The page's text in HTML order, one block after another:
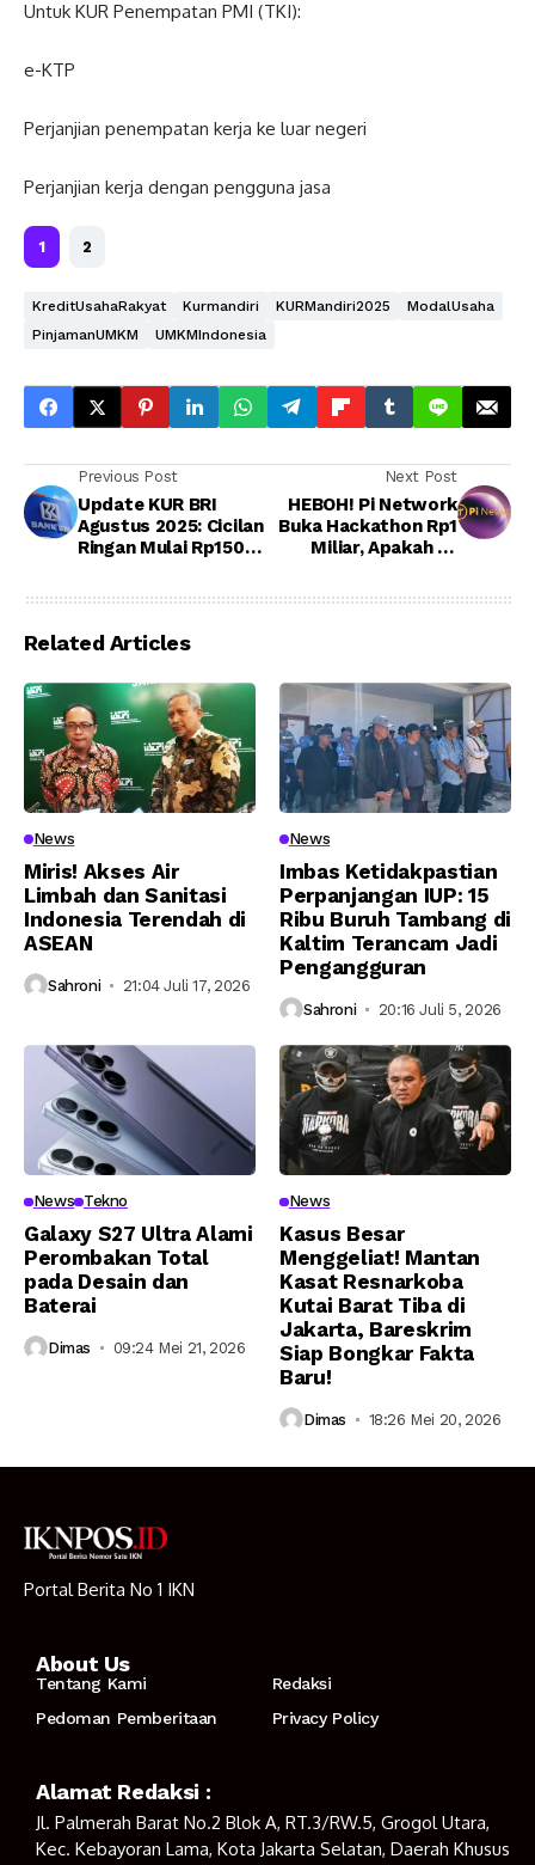
Untuk KUR Penempatan PMI (TKI):
e-KTP
Perjanjian penempatan kerja ke luar negeri
Perjanjian kerja dengan pengguna jasa
1 2
KreditUsahaRakyat Kurmandiri KURMandiri2025
ModalUsaha
PinjamanUMKM
UMKMIndonesia
Previous Post
Update KUR BRI
Agustus 2025: Cicilan
Ringan Mulai Rp150
Next Post
HEBOH! Pi Network
Buka Hackathon Rp1
Miliar, Apakah Ini
Related Articles
News
Miris! Akses Air
Limbah dan Sanitasi
Indonesia Terendah di
ASEAN
Sahroni 21:04 Juli 17, 2026
News
Imbas Ketidakpastian
Perpanjangan IUP: 15
Ribu Buruh Tambang di
Kaltim Terancam Jadi
Pengangguran
Sahroni 20:16 Juli 5, 2026
News Tekno
Galaxy S27 Ultra Alami
Perombakan Total
pada Desain dan
Baterai
Dimas 09:24 Mei 21, 2026
News
Kasus Besar
Menggeliat! Mantan
Kasat Resnarkoba
Kutai Barat Tiba di
Jakarta, Bareskrim
Siap Bongkar Fakta
Baru!
Dimas 18:26 Mei 20, 2026
Portal Berita No 1 IKN
About Us
Tentang Kami
Redaksi
Pedoman Pemberitaan
Privacy Policy
Alamat Redaksi :
Jl. Palmerah Barat No.2 Blok A, RT.3/RW.5, Grogol Utara,
Kec. Kebayoran Lama, Kota Jakarta Selatan, Daerah Khusus